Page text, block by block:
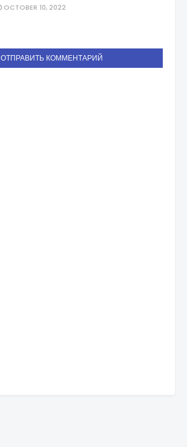
OCTOBER 10, 2022
ОТПРАВИТЬ КОММЕНТАРИЙ